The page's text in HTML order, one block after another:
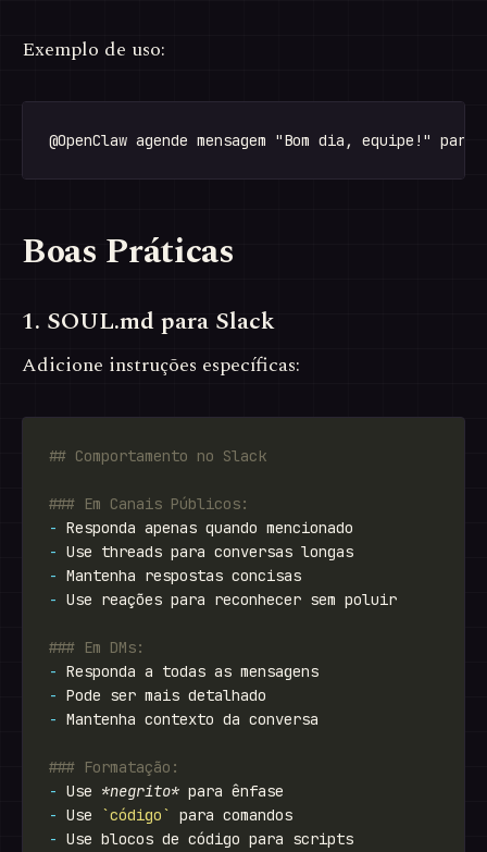
Exemplo de uso:
Boas Práticas
1. SOUL.md para Slack
Adicione instruções específicas:
-
-
-
-
-
-
-
- Use *negrito*
- Use `código`
-